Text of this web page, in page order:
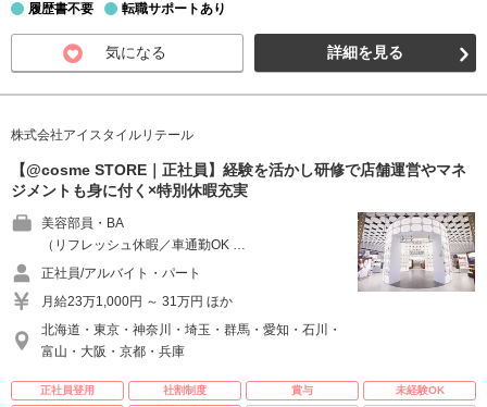
履歴書不要 転職サポートあり
気になる 詳細を見る
株式会社アイスタイルリテール
【@cosme STORE｜正社員】経験を活かし研修で店舗運営やマネ
ジメントも身に付く×特別休暇充実
美容部員・BA
（リフレッシュ休暇／車通勤OK …
正社員/アルバイト・パート
月給23万1,000円 ～ 31万円 ほか
北海道・東京・神奈川・埼玉・群馬・愛知・石川・
富山・大阪・京都・兵庫
正社員登用 社割制度 賞与
未経験OK